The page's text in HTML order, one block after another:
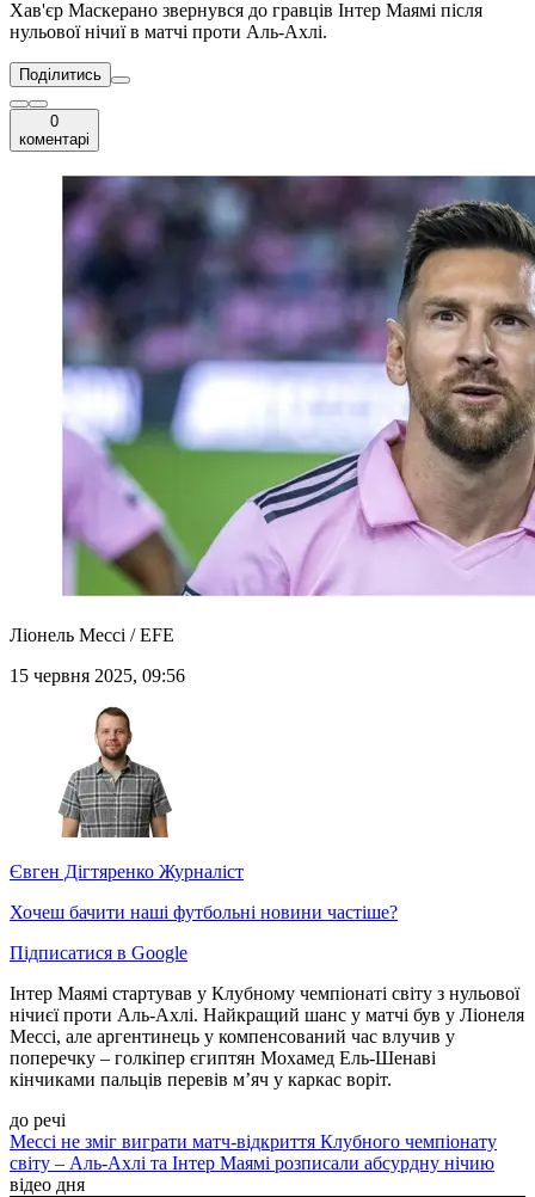
Хав'єр Маскерано звернувся до гравців Інтер Маямі після
нульової нічиї в матчі проти Аль-Ахлі.
Поділитись
0
коментарі
Ліонель Мессі / EFE
15 червня 2025, 09:56
Євген Дігтяренко Журналіст
Хочеш бачити наші футбольні новини частіше?
Підписатися в Google
Інтер Маямі стартував у Клубному чемпіонаті світу з нульової
нічиєї проти Аль-Ахлі. Найкращий шанс у матчі був у Ліонеля
Мессі, але аргентинець у компенсований час влучив у
поперечку – голкіпер єгиптян Мохамед Ель-Шенаві
кінчиками пальців перевів м’яч у каркас воріт.
до речі
Мессі не зміг виграти матч-відкриття Клубного чемпіонату
світу – Аль-Ахлі та Інтер Маямі розписали абсурдну нічию
відео дня